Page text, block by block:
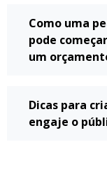
Como uma
pode
um
Dicas para
engaje o